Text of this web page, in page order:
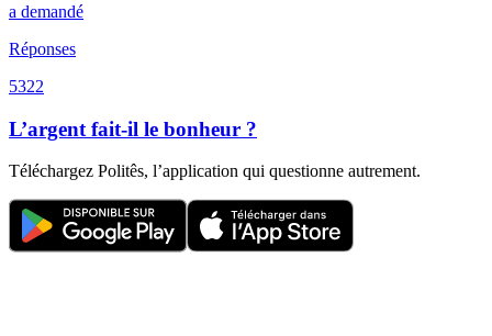
a demandé
Réponses
5322
L’argent fait-il le bonheur ?
Téléchargez Politês, l’application qui questionne autrement.